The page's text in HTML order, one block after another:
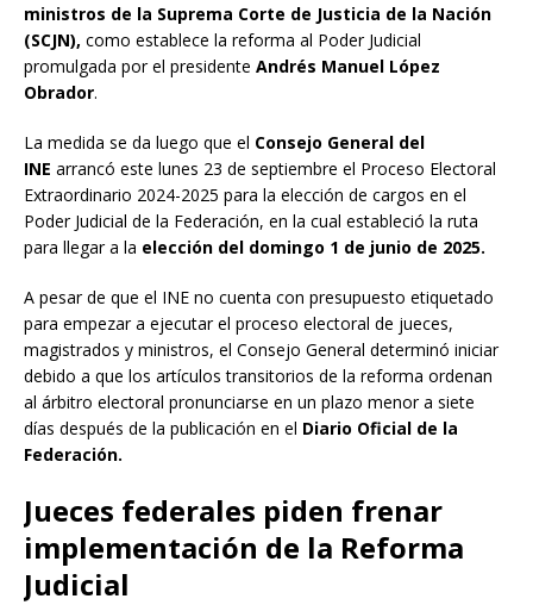
ministros de la Suprema Corte de Justicia de la Nación
(SCJN), como establece la reforma al Poder Judicial
promulgada por el presidente Andrés Manuel López
Obrador.
La medida se da luego que el Consejo General del
INE arrancó este lunes 23 de septiembre el Proceso Electoral
Extraordinario 2024-2025 para la elección de cargos en el
Poder Judicial de la Federación, en la cual estableció la ruta
para llegar a la elección del domingo 1 de junio de 2025.
A pesar de que el INE no cuenta con presupuesto etiquetado
para empezar a ejecutar el proceso electoral de jueces,
magistrados y ministros, el Consejo General determinó iniciar
debido a que los artículos transitorios de la reforma ordenan
al árbitro electoral pronunciarse en un plazo menor a siete
días después de la publicación en el Diario Oficial de la
Federación.
Jueces federales piden frenar
implementación de la Reforma
Judicial